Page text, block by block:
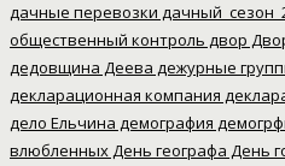
дачные перевозки
общественный контроль двор
дедовщина Деева дежурные
декларационная компания
дело Ельчина демография
влюбленныхДень географа День